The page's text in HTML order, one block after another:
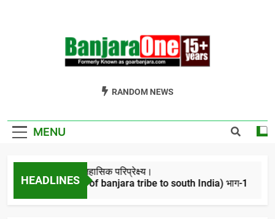
Welcome To
GoarBanjara.com
RANDOM NEWS
MENU
HEADLINES
बंजारो का ऐतिहासिक परिप्रेक्ष्य।
(Migration of banjara tribe to south India) भाग-1
4 Years Ago